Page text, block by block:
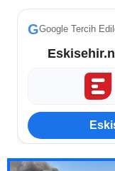
GGoogle Tercih